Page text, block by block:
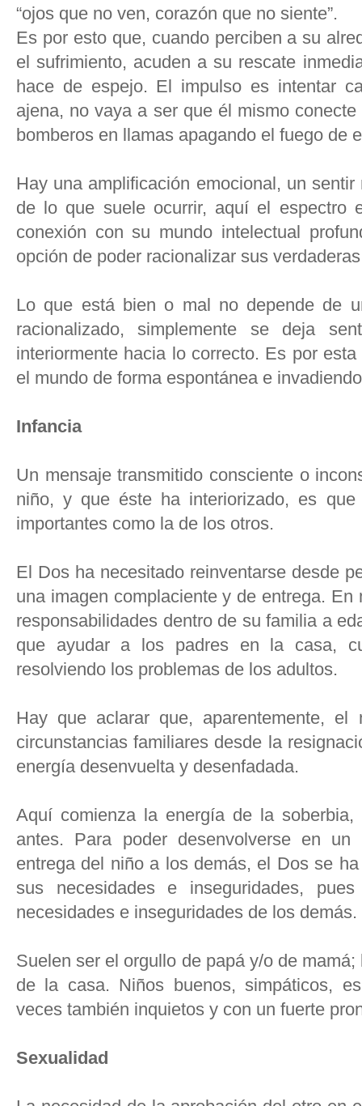
“ojos que no ven, corazón que no siente”.
Es por esto que, cuando perciben a su
el sufrimiento, acuden a su rescate
hace de espejo. El impulso es intentar
ajena, no vaya a ser que él mismo
bomberos en llamas apagando el fuego de
Hay una amplificación emocional, un
de lo que suele ocurrir, aquí el espectro
conexión con su mundo intelectual
opción de poder racionalizar sus
Lo que está bien o mal no depende de
racionalizado, simplemente se deja
interiormente hacia lo correcto. Es por
el mundo de forma espontánea e
Infancia
Un mensaje transmitido consciente o
niño, y que éste ha interiorizado, es
importantes como la de los otros.
El Dos ha necesitado reinventarse desde
una imagen complaciente y de entrega.
responsabilidades dentro de su familia a
que ayudar a los padres en la casa,
resolviendo los problemas de los adultos.
Hay que aclarar que, aparentemente,
circunstancias familiares desde la
energía desenvuelta y desenfadada.
Aquí comienza la energía de la
antes. Para poder desenvolverse en
entrega del niño a los demás, el Dos se
sus necesidades e inseguridades,
necesidades e inseguridades de los demás.
Suelen ser el orgullo de papá y/o de
de la casa. Niños buenos, simpáticos,
veces también inquietos y con un fuerte
Sexualidad